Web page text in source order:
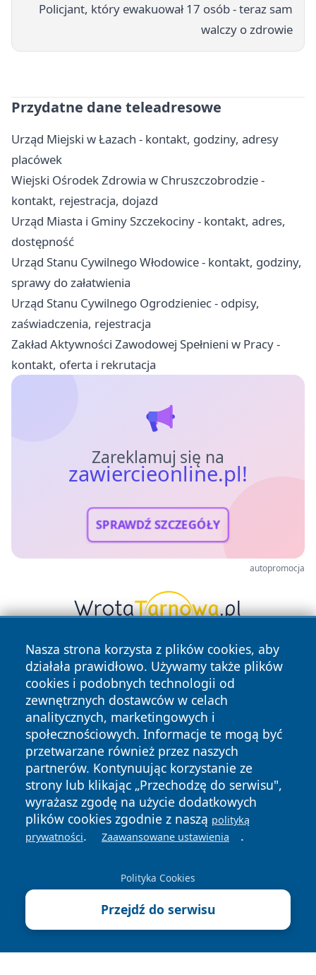
Policjant, który ewakuował 17 osób - teraz sam
walczy o zdrowie
Przydatne dane teleadresowe
Urząd Miejski w Łazach - kontakt, godziny, adresy
placówek
Wiejski Ośrodek Zdrowia w Chruszczobrodzie -
kontakt, rejestracja, dojazd
Urząd Miasta i Gminy Szczekociny - kontakt, adres,
dostępność
Urząd Stanu Cywilnego Włodowice - kontakt, godziny,
sprawy do załatwienia
Urząd Stanu Cywilnego Ogrodzieniec - odpisy,
zaświadczenia, rejestracja
Zakład Aktywności Zawodowej Spełnieni w Pracy -
kontakt, oferta i rekrutacja
Zareklamuj się na
zawiercieonline.pl!
SPRAWDŹ SZCZEGÓŁY
autopromocja
Nasza strona korzysta z plików cookies, aby
działała prawidłowo. Używamy także plików
cookies i podobnych technologii od
zewnętrznych dostawców w celach
analitycznych, marketingowych i
społecznościowych. Informacje te mogą być
przetwarzane również przez naszych
partnerów. Kontynuując korzystanie ze
strony lub klikając „Przechodzę do serwisu",
wyrażasz zgodę na użycie dodatkowych
plików cookies zgodnie z naszą polityką
prywatności. Zaawansowane ustawienia .
Polityka Cookies
Przejdź do serwisu
Copyright © 2026 zawiercieonline.pl Wszystkie prawa
zastrzeżone.
News Autorzy
Polityka
Prywatności
Polityka
Cookies